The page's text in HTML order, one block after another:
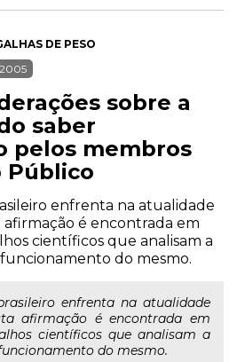
DE PESO
sobre a
saber
pelos membros
Público
enfrenta na atualidade
afirmação é encontrada em
científicos que analisam a
do mesmo.
enfrenta na atualidade
afirmação é encontrada em
científicos que analisam a
do mesmo.